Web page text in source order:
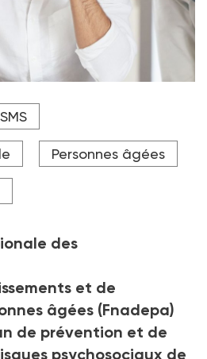
sur les risques
la Fnadepa, 85 % des
au cours des trois derniers
une fois par semaine.
Adobe Stock
Personnes âgées
des
et de
âgées (Fnadepa)
de prévention et de
psychosociaux de